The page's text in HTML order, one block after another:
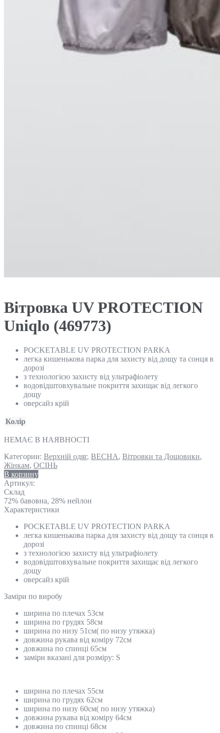
Вітровка UV PROTECTION
Uniqlo (469773)
POCKETABLE UV PROTECTION PARKA
легка кишенькова парка для захисту від дощу та сонця в
дорозі
з технологією захисту від ультрафіолету
водовідштовхувальне покриття захищає від легкого
дощу
оверсайз крій
Колір
НЕМАЄ В НАЯВНОСТІ
Категории: Верхній одяг, ВЕСНА, Вітровки та Дощовики,
Жінкам, ОСІНЬ
В корзину
Артикул:
Склад
72% бавовна, 28% нейлон
Характеристики
POCKETABLE UV PROTECTION PARKA
легка кишенькова парка для захисту від дощу та сонця в
дорозі
з технологією захисту від ультрафіолету
водовідштовхувальне покриття захищає від легкого
дощу
оверсайз крій
Замiри по виробу
ширина по плечах 53см
ширина по грудях 58см
ширина по низу 51см( по низу утяжка)
довжина рукава від коміру 72см
довжина по спинці 65см
заміри вказані для розміру: S
ширина по плечах 55см
ширина по грудях 62см
ширина по низу 60см( по низу утяжка)
довжина рукава від коміру 64см
довжина по спинці 68см